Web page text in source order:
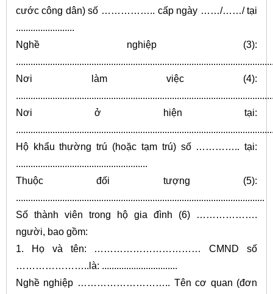
cước công dân)số …………….. cấp ngày ……/……/ tại
........................
Nghề nghiệp (3):
Nơi làm việc (4):
Nơi ở hiện tại:
Hộ khẩu thường trú (hoặc tạm trú) số ………….. tại:
......................................................
Thuộc đối tượng (5):
......................................................................................................
Số thành viên trong hộ gia đình (6) ……………….
người, bao gồm:
1. Họ và tên: …………………………… CMND số
…………………..là: ...............................
Nghề nghiệp ……………………….. Tên cơ quan (đơn